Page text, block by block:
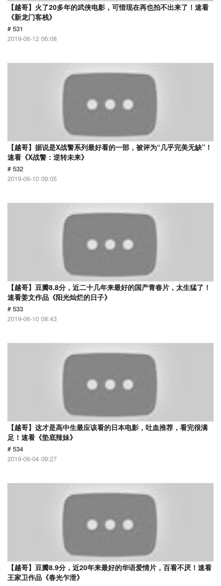
【越哥】火了20多年的武侠电影，可惜现在再也拍不出来了！速看
《新龙门客栈》
# 531
2019-06-12 06:08
【越哥】据说是X战警系列最好看的一部，被评为“几乎完美无缺”！
速看《X战警：逆转未来》
# 532
2019-06-10 09:05
【越哥】豆瓣8.8分，近二十几年来最好的国产青春片，太生猛了！
速看姜文作品《阳光灿烂的日子》
# 533
2019-06-10 08:43
【越哥】这才是高中生最应该看的日本电影，吐血推荐，看完很满
足！速看《垫底辣妹》
# 534
2019-06-04 09:27
【越哥】豆瓣8.9分，近20年来最好的华语爱情片，百看不厌！速看
王家卫作品《春光乍泄》